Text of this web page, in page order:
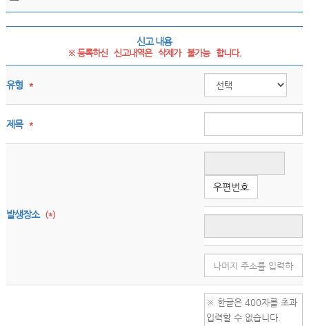
신고 내용
※ 등록하신   신고내역은   삭제가   불가능   합니다.
유형 *
제목 *
발생장소 (*)
우편번호